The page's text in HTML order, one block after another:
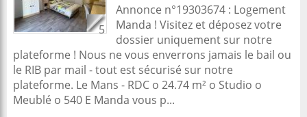
5
Annonce n°19303674 : Logement
Manda ! Visitez et déposez votre
dossier uniquement sur notre
plateforme ! Nous ne vous enverrons jamais le bail ou
le RIB par mail - tout est sécurisé sur notre
plateforme. Le Mans - RDC o 24.74 m² o Studio o
Meublé o 540 E Manda vous p...